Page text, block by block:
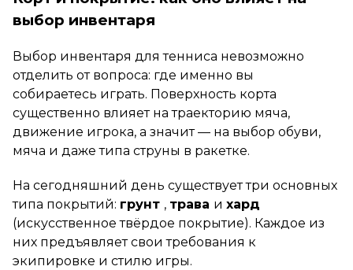
выбор инвентаря
Выбор инвентаря для тенниса невозможно
отделить от вопроса: где именно вы
собираетесь играть. Поверхность корта
существенно влияет на траекторию мяча,
движение игрока, а значит — на выбор обуви,
мяча и даже типа струны в ракетке.
На сегодняшний день существует три основных
типа покрытий: грунт , трава и хард
(искусственное твёрдое покрытие). Каждое из
них предъявляет свои требования к
экипировке и стилю игры.